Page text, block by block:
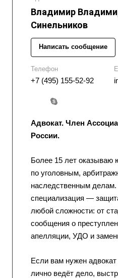
Владимир
Синельников
Написать сообщение
Телефон
+7 (495) 155-52-92
Адвокат. Член
России.
Более 15 лет оказываю
по уголовным,
наследственным
специализация —
любой сложности: от
сообщения о
апелляции, УДО и
Если вам нужен
лично ведёт дело,